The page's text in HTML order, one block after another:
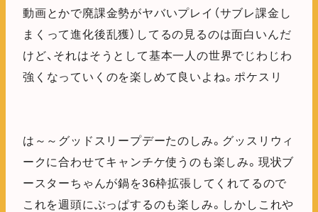
動画とかで廃課金勢がヤバいプレイ（サブレ課金し
まくって進化後乱獲）してるの見るのは面白いんだ
けど、それはそうとして基本一人の世界でじわじわ
強くなっていくのを楽しめて良いよね。ポケスリ
は～～グッドスリープデーたのしみ。グッスリウィ
ークに合わせてキャンチケ使うのも楽しみ。現状ブ
ースターちゃんが鍋を36枠拡張してくれてるので
これを週頭にぶっぱするのも楽しみ。しかしこれや